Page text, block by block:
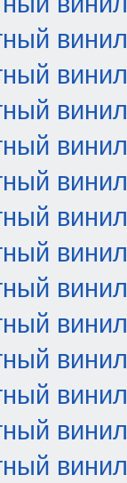
винил
винил
винил
винил
винил
винил
винил
винил
винил
винил
винил
винил
винил